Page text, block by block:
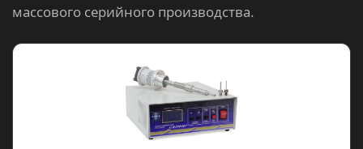
массового серийного производства.